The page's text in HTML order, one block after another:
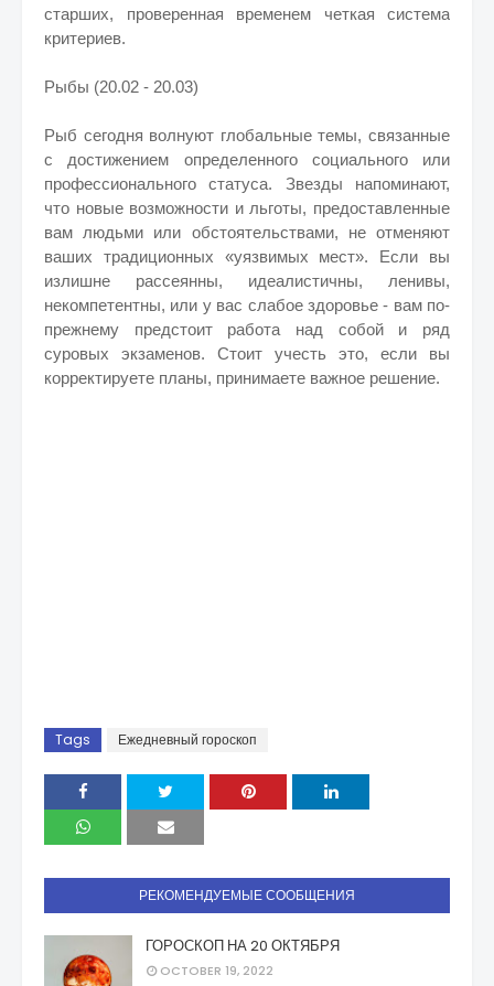
старших, проверенная временем четкая система
критериев.
Рыбы (20.02 - 20.03)
Рыб сегодня волнуют глобальные темы, связанные
с достижением определенного социального или
профессионального статуса. Звезды напоминают,
что новые возможности и льготы, предоставленные
вам людьми или обстоятельствами, не отменяют
ваших традиционных «уязвимых мест». Если вы
излишне рассеянны, идеалистичны, ленивы,
некомпетентны, или у вас слабое здоровье - вам по-
прежнему предстоит работа над собой и ряд
суровых экзаменов. Стоит учесть это, если вы
корректируете планы, принимаете важное решение.
Tags Ежедневный гороскоп
РЕКОМЕНДУЕМЫЕ СООБЩЕНИЯ
ГОРОСКОП НА 20 ОКТЯБРЯ
OCTOBER 19, 2022